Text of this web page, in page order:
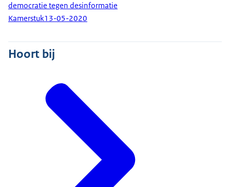
democratie tegen desinformatie
Kamerstuk13-05-2020
Hoort bij